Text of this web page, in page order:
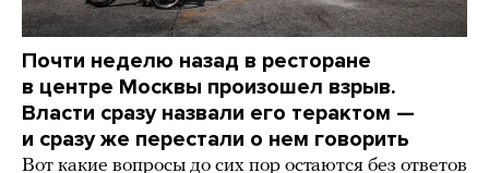
Почти неделю назад в ресторане
в центре Москвы произошел взрыв.
Власти сразу назвали его терактом —
и сразу же перестали о нем говорить
Вот какие вопросы до сих пор остаются без ответов